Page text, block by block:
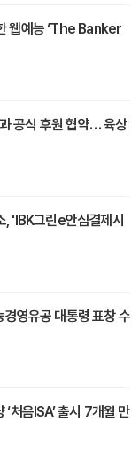
웹예능 ‘The Banker
공식 후원 협약… 육상
'IBK그린e안심결제시
영유공 대통령 표창 수
처음ISA’ 출시 7개월 만